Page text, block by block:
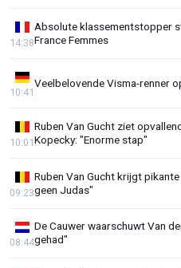
Absolute klassementstopper
France Femmes
14:38
Veelbelovende Visma-renner
10:41
Ruben Van Gucht ziet
Kopecky: "Enorme stap"
10:01
Ruben Van Gucht krijgt
geen Judas"
09:23
De Cauwer waarschuwt Van
gehad"
08:44